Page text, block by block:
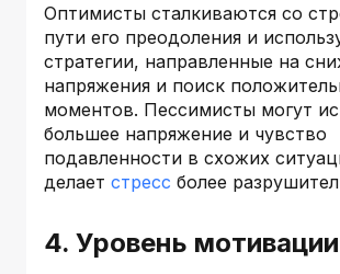
Оптимисты сталкиваются со
пути его преодоления и
стратегии, направленные на
напряжения и поиск
моментов. Пессимисты могут
большее напряжение и чувство
подавленности в схожих
делает стресс более
4. Уровень мотивации